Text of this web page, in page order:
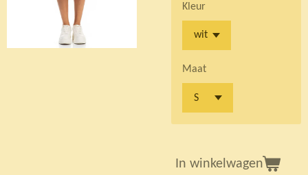
Kleur
Maat
In winkelwagen